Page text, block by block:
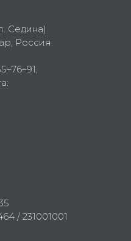
Седина)
Россия
,
/ 231001001